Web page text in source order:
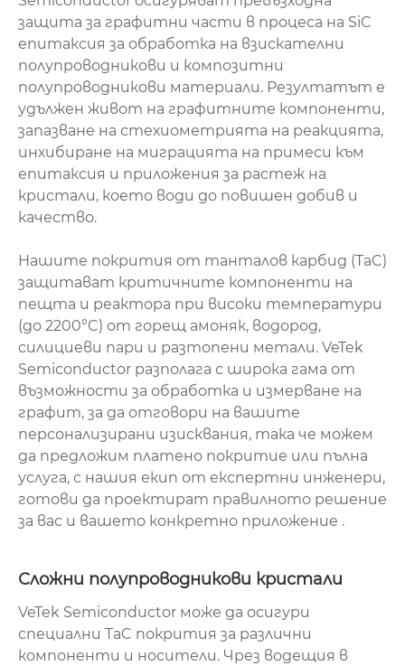
защита за графитни части в процеса на SiC
епитаксия за обработка на взискателни
полупроводникови и композитни
полупроводникови материали. Резултатът е
удължен живот на графитните компоненти,
запазване на стехиометрията на реакцията,
инхибиране на миграцията на примеси към
епитаксия и приложения за растеж на
кристали, което води до повишен добив и
качество.
Нашите покрития от танталов карбид (TaC)
защитават критичните компоненти на
пещта и реактора при високи температури
(до 2200°C) от горещ амоняк, водород,
силициеви пари и разтопени метали. VeTek
Semiconductor разполага с широка гама от
възможности за обработка и измерване на
графит, за да отговори на вашите
персонализирани изисквания, така че можем
да предложим платено покритие или пълна
услуга, с нашия екип от експертни инженери,
готови да проектират правилното решение
за вас и вашето конкретно приложение .
Сложни полупроводникови кристали
VeTek Semiconductor може да осигури
специални TaC покрития за различни
компоненти и носители. Чрез водещия в